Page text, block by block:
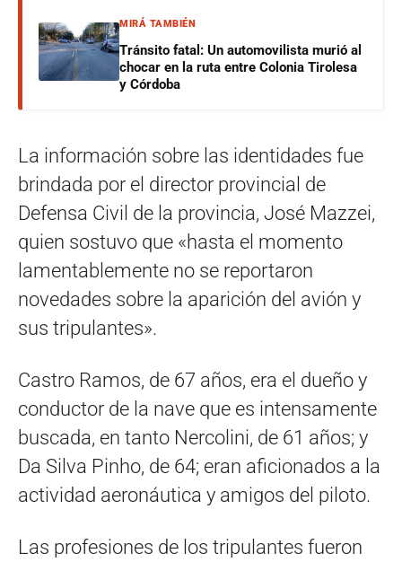
MIRÁ TAMBIÉN
Tránsito fatal: Un automovilista murió al
chocar en la ruta entre Colonia Tirolesa
y Córdoba
La información sobre las identidades fue
brindada por el director provincial de
Defensa Civil de la provincia, José Mazzei,
quien sostuvo que «hasta el momento
lamentablemente no se reportaron
novedades sobre la aparición del avión y
sus tripulantes».
Castro Ramos, de 67 años, era el dueño y
conductor de la nave que es intensamente
buscada, en tanto Nercolini, de 61 años; y
Da Silva Pinho, de 64; eran aficionados a la
actividad aeronáutica y amigos del piloto.
Las profesiones de los tripulantes fueron